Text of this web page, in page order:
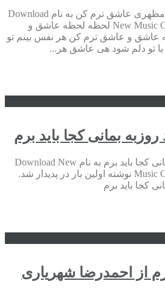
موزیک جدید جديد سروش مظهری عاشق ترم کن به نام Download
New Music Called On Iran Javan Music لحظه لحظه عاشق و
و عاشق ترم کن هر نفس بینم تو
تو دلم شود هی عاشق هر...
بمانی کجا باید برم
موزیک جدید جديد روزبه بمانی کجا باید برم به نام Download New
Music Called On Iran Javan Music نوشته اولین بار در پدیدار شد.
کجا باید برم
از احمدرضا شهریاری